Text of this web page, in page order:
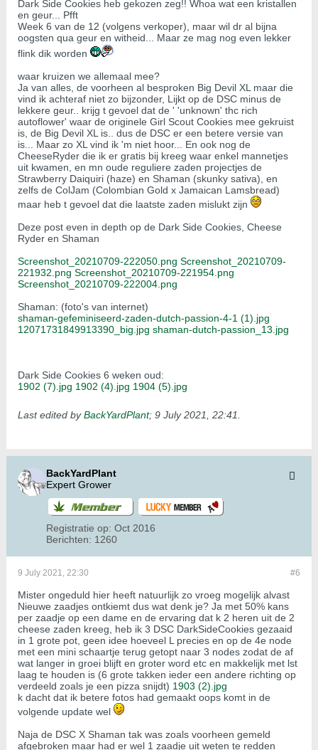
Dark Side Cookies heb gekozen zeg!! Whoa wat een kristallen
en geur... Pfft
Week 6 van de 12 (volgens verkoper), maar wil dr al bijna
oogsten qua geur en witheid... Maar ze mag nog even lekker
flink dik worden
waar kruizen we allemaal mee?
Ja van alles, de voorheen al besproken Big Devil XL maar die
vind ik achteraf niet zo bijzonder, Lijkt op de DSC minus de
lekkere geur.. krijg t gevoel dat de ' 'unknown' thc rich
autoflower' waar de originele Girl Scout Cookies mee gekruist
is, de Big Devil XL is.. dus de DSC er een betere versie van
is... Maar zo XL vind ik 'm niet hoor... En ook nog de
CheeseRyder die ik er gratis bij kreeg waar enkel mannetjes
uit kwamen, en mn oude reguliere zaden projectjes de
Strawberry Daiquiri (haze) en Shaman (skunky sativa), en
zelfs de ColJam (Colombian Gold x Jamaican Lamsbread)
maar heb t gevoel dat die laatste zaden mislukt zijn
Deze post even in depth op de Dark Side Cookies, Cheese
Ryder en Shaman
Screenshot_20210709-222050.png Screenshot_20210709-
221932.png Screenshot_20210709-221954.png
Screenshot_20210709-222004.png
Shaman: (foto's van internet)
shaman-gefeminiseerd-zaden-dutch-passion-4-1 (1).jpg
12071731849913390_big.jpg shaman-dutch-passion_13.jpg
Dark Side Cookies 6 weken oud:
1902 (7).jpg 1902 (4).jpg 1904 (5).jpg
Last edited byBackYardPlant; 9 July 2021, 22:41
BackYardPlant
Expert Grower
Registratie op: Oct 2016
Berichten: 1260
#6
9 July 2021, 22:30
Mister ongeduld hier heeft natuurlijk zo vroeg mogelijk alvast
Nieuwe zaadjes ontkiemt dus wat denk je? Ja met 50% kans
per zaadje op een dame en de ervaring dat k 2 heren uit de 2
cheese zaden kreeg, heb ik 3 DSC DarkSideCookies gezaaid
in 1 grote pot, geen idee hoeveel L precies en op de 4e node
met een mini schaartje terug getopt naar 3 nodes zodat de af
wat langer in groei blijft en groter word etc en makkelijk met lst
laag te houden is (6 grote takken ieder een andere richting op
verdeeld zoals je een pizza snijdt) 1903 (2).jpg
k dacht dat ik betere fotos had gemaakt oops komt in de
volgende update wel
Naja de DSC X Shaman tak was zoals voorheen gemeld
afgebroken maar had er wel 1 zaadje uit weten te redden